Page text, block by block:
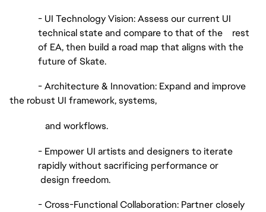
- UI Technology Vision: Assess our current UI
technical state and compare to that of the rest
of EA, then build a road map that aligns with the
future of Skate.
- Architecture & Innovation: Expand and improve
the robust UI framework, systems,
and workflows.
- Empower UI artists and designers to iterate
rapidly without sacrificing performance or
design freedom.
- Cross-Functional Collaboration: Partner closely